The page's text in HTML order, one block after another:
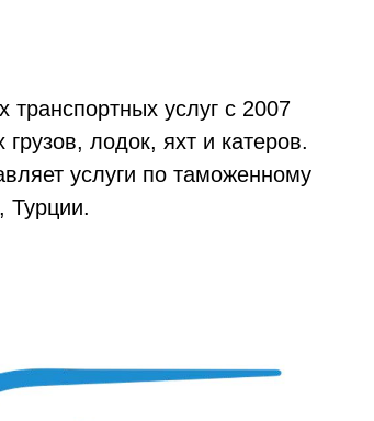
услуг с 2007
лодок, яхт и катеров.
услуги по таможенному
Турции.